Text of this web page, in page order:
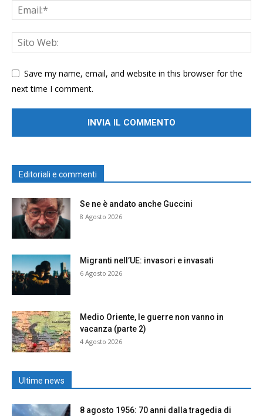
Save my name, email, and website in this browser for the
next time I comment.
Editoriali e commenti
Se ne è andato anche Guccini
8 Agosto 2026
Migranti nell’UE: invasori e invasati
6 Agosto 2026
Medio Oriente, le guerre non vanno in
vacanza (parte 2)
4 Agosto 2026
Ultime news
8 agosto 1956: 70 anni dalla tragedia di